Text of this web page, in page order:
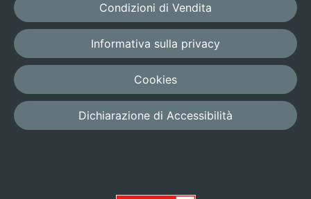
Condizioni di Vendita
Informativa sulla privacy
Cookies
Dichiarazione di Accessibilità